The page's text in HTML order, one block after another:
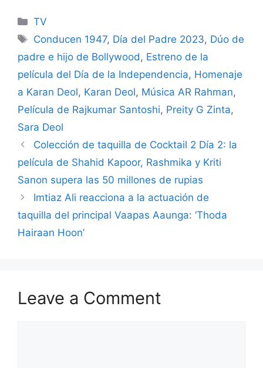
Categories
TV
Tags
Conducen 1947, Día del Padre 2023, Dúo de
padre e hijo de Bollywood , Estreno de la
película del Día de la Independencia, Homenaje
a Karan Deol, Karan Deol, Música AR Rahman,
Película de Rajkumar Santoshi, Preity G Zinta,
Sara Deol
Colección de taquilla de Cocktail 2 Día 2: la
película de Shahid Kapoor, Rashmika y Kriti
Sanon supera las 50 millones de rupias
Imtiaz Ali reacciona a la actuación de
taquilla del principal Vaapas Aaunga: ‘Thoda
Hairaan Hoon’
Leave a Comment